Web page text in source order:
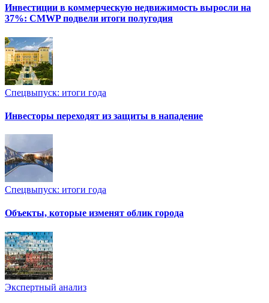
Инвестиции в коммерческую недвижимость выросли на
37%: CMWP подвели итоги полугодия
Спецвыпуск: итоги года
Инвесторы переходят из защиты в нападение
Спецвыпуск: итоги года
Объекты, которые изменят облик города
Экспертный анализ